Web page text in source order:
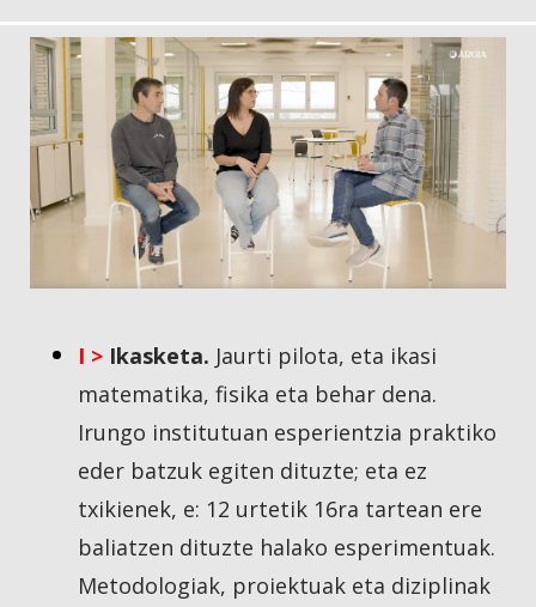
I > Ikasketa. Jaurti pilota, eta ikasi
matematika, fisika eta behar dena.
Irungo institutuan esperientzia praktiko
eder batzuk egiten dituzte; eta ez
txikienek, e: 12 urtetik 16ra tartean ere
baliatzen dituzte halako esperimentuak.
Metodologiak, proiektuak eta diziplinak